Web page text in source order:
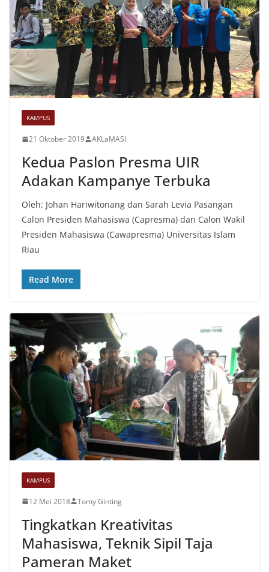
KAMPUS
21 Oktober 2019 AKLaMASI
Kedua Paslon Presma UIR
Adakan Kampanye Terbuka
Oleh: Johan Hariwitonang dan Sarah Levia Pasangan
Calon Presiden Mahasiswa (Capresma) dan Calon Wakil
Presiden Mahasiswa (Cawapresma) Universitas Islam
Riau
Read More
KAMPUS
12 Mei 2018 Tomy Ginting
Tingkatkan Kreativitas
Mahasiswa, Teknik Sipil Taja
Pameran Maket